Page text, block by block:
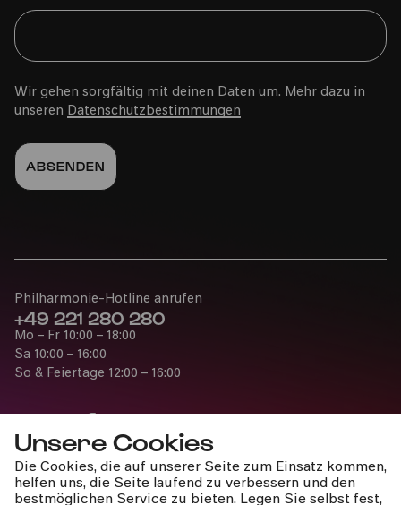
Unsere Cookies
Die Cookies, die auf unserer Seite zum Einsatz kommen,
helfen uns, die Seite laufend zu verbessern und den
bestmöglichen Service zu bieten. Legen Sie selbst fest,
Wir gehen sorgfältig mit deinen Daten um. Mehr dazu in
unseren Datenschutzbestimmungen
Presse
Jobs
Philharmonie-Hotline anrufen
+49 221 280 280
Mo – Fr 10:00 – 18:00
Sa 10:00 – 16:00
So & Feiertage 12:00 – 16:00